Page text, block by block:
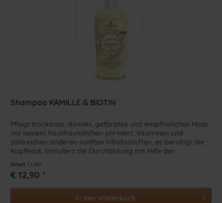
Shampoo KAMILLE & BIOTIN
Pflegt trockenes, dünnes, gefärbtes und empfindliches Haar
mit seinem hautfreundlichen pH-Wert, Vitaminen und
zahlreichen anderen sanften Inhaltsstoffen, es beruhigt die
Kopfhaut, stimuliert die Durchblutung mit Hilfe der
Inhalt 1 Liter
€ 12,90 *
In den Warenkorb